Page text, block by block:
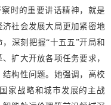
察时的重要讲话精神，就是
社会发展大局更加紧密地
深刻把握“十五五”开局和
扩大开放各项任务要求，
构性问题。她强调，高校
家战略和城市发展的主战